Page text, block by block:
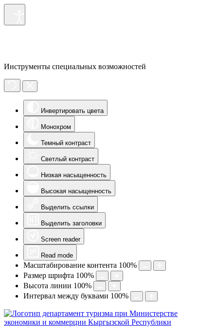
Инструменты специальных возможностей
Инвертировать цвета
Монохром
Темный контраст
Светлый контраст
Низкая насыщенность
Высокая насыщенность
Выделить ссылки
Выделить заголовки
Screen reader
Read mode
Масштабирование контента 100%
Размер шрифта 100%
Высота линии 100%
Интервал между буквами 100%